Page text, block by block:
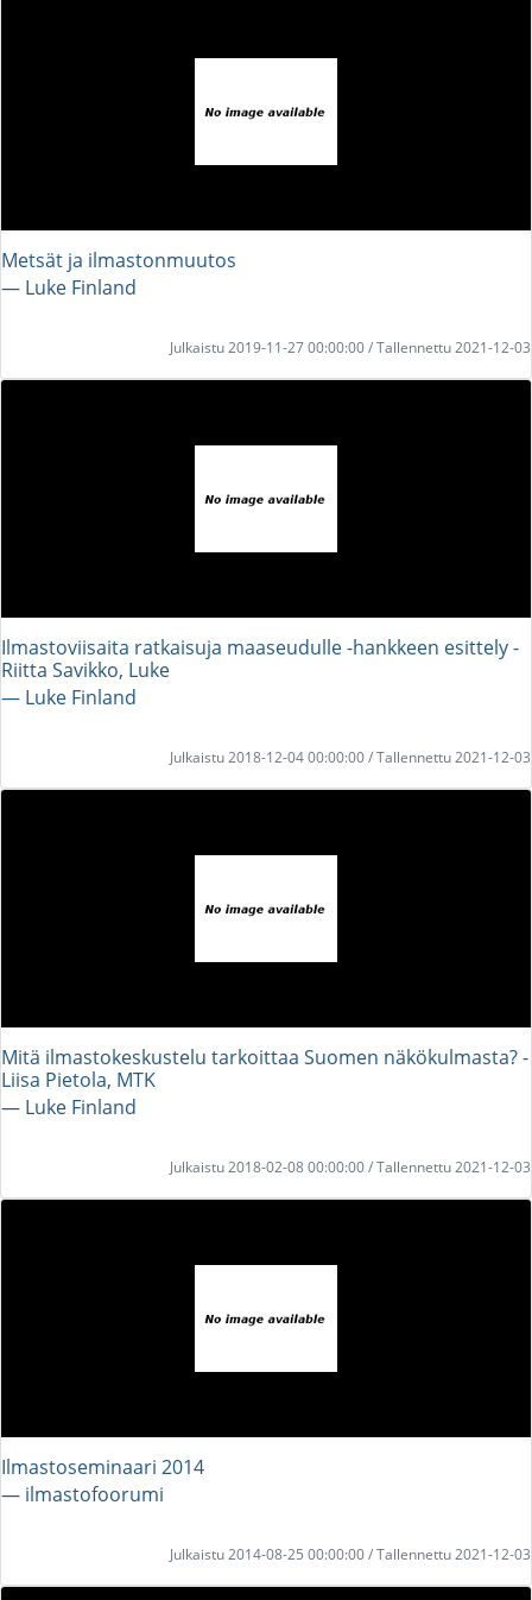
Metsät ja ilmastonmuutos
― Luke Finland
Julkaistu 2019-11-27 00:00:00 / Tallennettu 2021-12-03
Ilmastoviisaita ratkaisuja maaseudulle -hankkeen esittely -
Riitta Savikko, Luke
― Luke Finland
Julkaistu 2018-12-04 00:00:00 / Tallennettu 2021-12-03
Mitä ilmastokeskustelu tarkoittaa Suomen näkökulmasta? -
Liisa Pietola, MTK
― Luke Finland
Julkaistu 2018-02-08 00:00:00 / Tallennettu 2021-12-03
Ilmastoseminaari 2014
― ilmastofoorumi
Julkaistu 2014-08-25 00:00:00 / Tallennettu 2021-12-03